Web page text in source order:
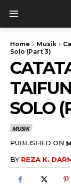
Home Musik
Solo (Part 3)
SOLO
MUSIK
PUBLISHED ON
BY REZA K.